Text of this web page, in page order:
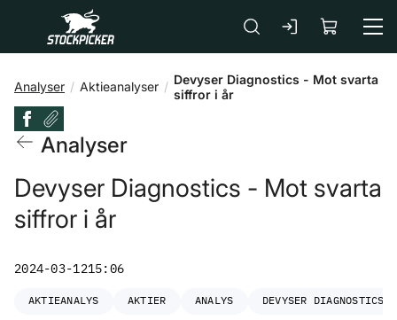
Gå till huvudinnehåll
Analyser Aktieanalyser
Devyser Diagnostics - Mot svarta
siffror i år
Analyser
Devyser Diagnostics - Mot svarta
siffror i år
2024-03-1215:06
AKTIEANALYS AKTIER ANALYS DEVYSER DIAGNOSTICS